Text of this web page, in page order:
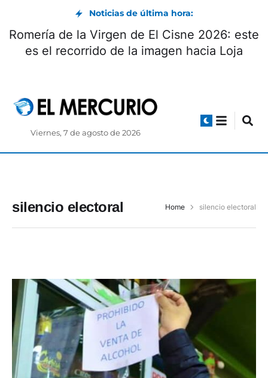
Noticias de última hora:
Romería de la Virgen de El Cisne 2026: este
es el recorrido de la imagen hacia Loja
Viernes, 7 de agosto de 2026
silencio electoral Home silencio electoral